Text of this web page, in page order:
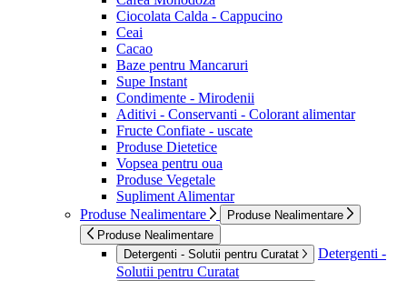
Ciocolata Calda - Cappucino
Ceai
Cacao
Baze pentru Mancaruri
Supe Instant
Condimente - Mirodenii
Aditivi - Conservanti - Colorant alimentar
Fructe Confiate - uscate
Produse Dietetice
Vopsea pentru oua
Produse Vegetale
Supliment Alimentar
Produse Nealimentare
Produse Nealimentare
Produse Nealimentare
Detergenti - Solutii pentru Curatat
Detergenti -
Solutii pentru Curatat